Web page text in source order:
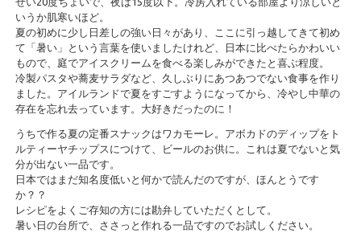
いうか肌寒いほど。
夏の初めに少し日差しの強い日々があり、ここに引っ越してきて初め
て「暑い」という言葉を使いましたけれど、日本に比べたらかわいい
もので、庭でアイスクリームを食べる楽しみができたと喜ぶ程度。
冷製パスタや蕎麦サラダなど、久しぶりにあつあつでない食事を作り
ました。アイルランドで夏をすごすようになってから、冷やし中華の
存在を忘れ去っています。大好きだったのに！
うちで作る夏の定番スナックはワカモーレ。アボカドのディップをト
ルティーヤチップスにつけて、ビールのお供に。これは夏でないと気
分が出ない一品です。
日本ではまだ知名度低いと何かで読んだのですが、ほんとうです
か？？
レシピをよくご存知の方には勘弁していただくとして。
暑い日の台所で、ささっと作れる一品ですのでお試しください。